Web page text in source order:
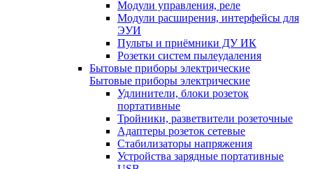
Модули управления, реле
Модули расширения, интерфейсы для
ЭУИ
Пульты и приёмники ДУ ИК
Розетки систем пылеудаления
Бытовые приборы электрические
Бытовые приборы электрические
Удлинители, блоки розеток
портативные
Тройники, разветвители розеточные
Адаптеры розеток сетевые
Стабилизаторы напряжения
Устройства зарядные портативные